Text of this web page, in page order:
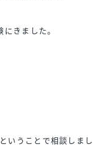
きました。
いうことで相談しまし